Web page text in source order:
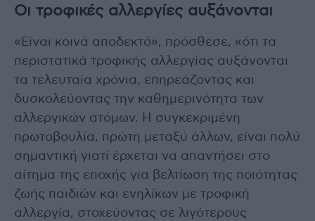
Οι τροφικές αλλεργίες αυξάνονται
«Είναι κοινά αποδεκτό», πρόσθεσε, «ότι τα
περιστατικά τροφικής αλλεργίας αυξάνονται
τα τελευταία χρόνια, επηρεάζοντας και
δυσκολεύοντας την καθημερινότητα των
αλλεργικών ατόμων. Η συγκεκριμένη
πρωτοβουλία, πρώτη μεταξύ άλλων, είναι πολύ
σημαντική γιατί έρχεται να απαντήσει στο
αίτημα της εποχής για βελτίωση της ποιότητας
ζωής παιδιών και ενηλίκων με τροφική
αλλεργία, στοχεύοντας σε λιγότερους